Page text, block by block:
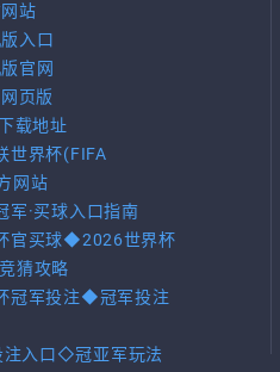
站
入口
官网
页版
载地址
世界杯(FIFA
网站
军·买球入口指南
官买球◆2026世界杯
猜攻略
冠军投注◆冠军投注
注入口◇冠亚军玩法